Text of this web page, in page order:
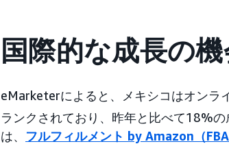
国際的な成長の
eMarketerによると、メキシコはオンラ
ランクされており、昨年と比べて18%の
は、 フルフィルメント by Amazon（